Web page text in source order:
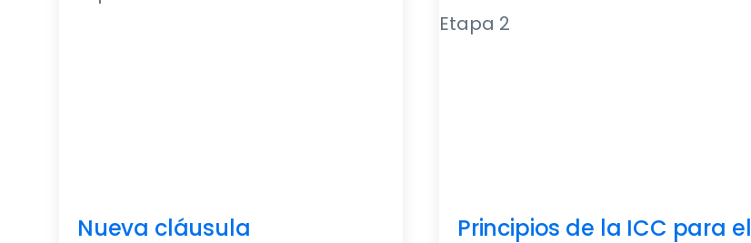
Nueva cláusula
Principios de la ICC para el